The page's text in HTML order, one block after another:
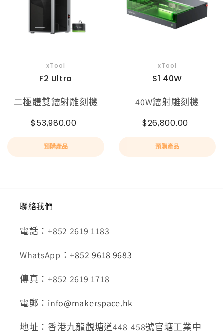
xTool
F2 Ultra
二極體雙鐳射雕刻機
$53,980.00
預購產品
xTool
S1 40W
40W鐳射雕刻機
$26,800.00
預購產品
聯絡我們
電話：+852 2619 1183
WhatsApp：+852 9618 9683
傳真：+852 2619 1718
電郵： info@makerspace.hk
地址：香港九龍觀塘道448-458號官塘工業中